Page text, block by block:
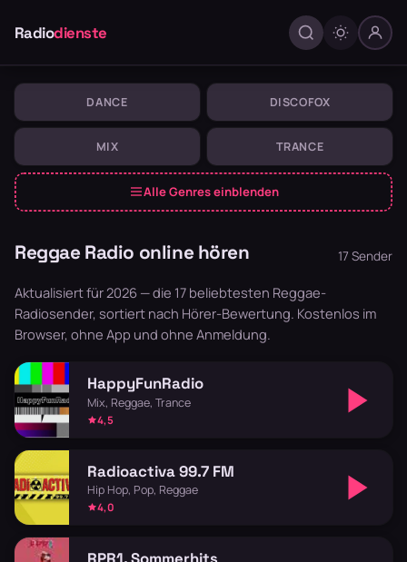
Radiodienste
DANCE DISCOFOX
MIX TRANCE
Alle Genres einblenden
Reggae Radio online hören 17 Sender
Aktualisiert für 2026 — die 17 beliebtesten Reggae-
Radiosender, sortiert nach Hörer-Bewertung. Kostenlos im
Browser, ohne App und ohne Anmeldung.
HappyFunRadio
Mix, Reggae, Trance
4,5
Radioactiva 99.7 FM
Hip Hop, Pop, Reggae
4,0